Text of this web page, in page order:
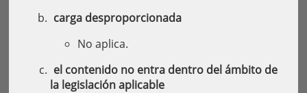
carga desproporcionada
No aplica.
el contenido no entra dentro del ámbito de
la legislación aplicable